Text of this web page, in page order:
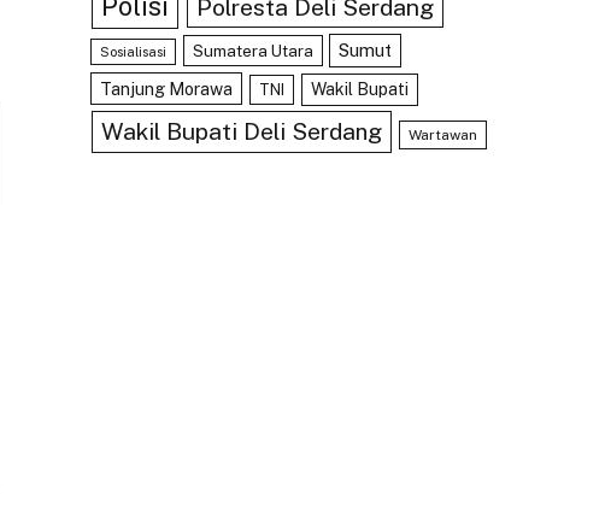
Polresta Deli Serdang
Sosialisasi Sumatera Utara
Sumut
Tanjung Morawa
TNI Wakil Bupati
Wakil Bupati Deli Serdang Wartawan